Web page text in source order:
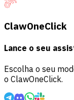
ClawOneClick
Lance o seu
Escolha o seu
o ClawOneClick.